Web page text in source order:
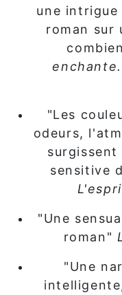
une intrigue
roman sur
"Les
odeurs,
surgissent
sensitive
"Une
roman"
"Une